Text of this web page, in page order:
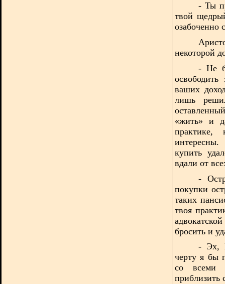
- Ты
твой
озабоченно
некоторой
- Не
ваших
лишь
«жить» и
купить
вдали от
-
покупки
таких
твоя
бросить и
- Эх,
черту я бы
со всеми
приблизить